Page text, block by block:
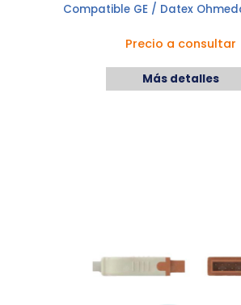
Compatible GE / Datex
Precio a consultar
Más detalles